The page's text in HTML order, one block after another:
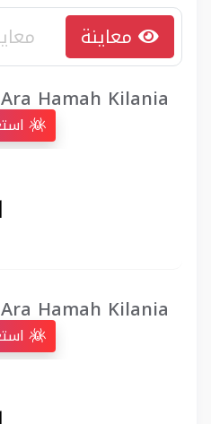
Ara Hamah Kilania
Ara Hamah Kilania